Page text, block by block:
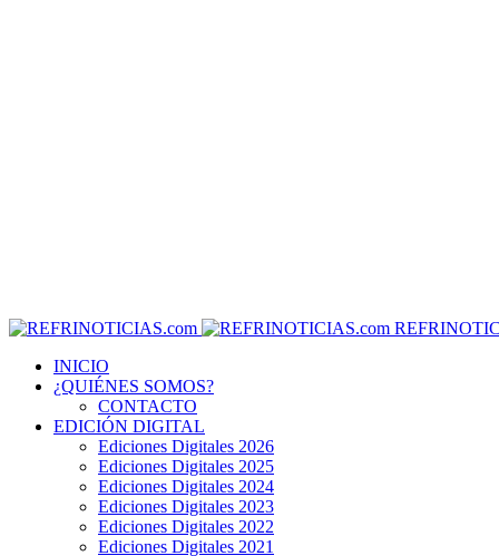
INICIO
¿QUIÉNES SOMOS?
CONTACTO
EDICIÓN DIGITAL
Ediciones Digitales 2026
Ediciones Digitales 2025
Ediciones Digitales 2024
Ediciones Digitales 2023
Ediciones Digitales 2022
Ediciones Digitales 2021